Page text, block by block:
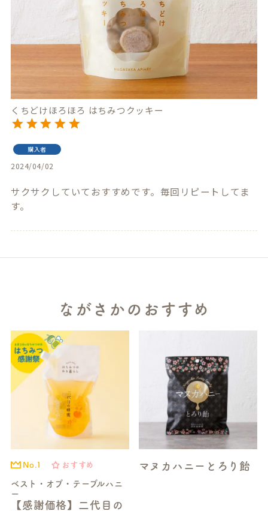
くちどけほろほろ はちみつクッキー
購入者
2024/04/02
サクサクしていておすすめです。毎回リピートしてま
す。
ながさかのおすすめ
No.1 おすすめ
ベスト・オブ・テーブルハニ
ー
【感謝価格】二代目の
マヌカハニーとろり飴